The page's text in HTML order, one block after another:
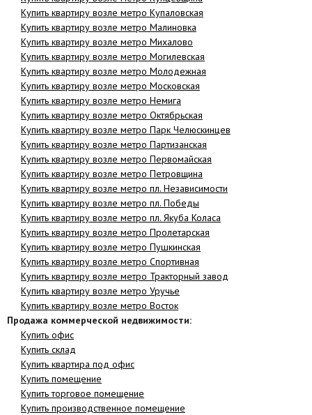
Купить квартиру возле метро Купаловская
Купить квартиру возле метро Малиновка
Купить квартиру возле метро Михалово
Купить квартиру возле метро Могилевская
Купить квартиру возле метро Молодежная
Купить квартиру возле метро Московская
Купить квартиру возле метро Немига
Купить квартиру возле метро Октябрьская
Купить квартиру возле метро Парк Челюскинцев
Купить квартиру возле метро Партизанская
Купить квартиру возле метро Первомайская
Купить квартиру возле метро Петровщина
Купить квартиру возле метро пл. Независимости
Купить квартиру возле метро пл. Победы
Купить квартиру возле метро пл. Якуба Коласа
Купить квартиру возле метро Пролетарская
Купить квартиру возле метро Пушкинская
Купить квартиру возле метро Спортивная
Купить квартиру возле метро Тракторный завод
Купить квартиру возле метро Уручье
Купить квартиру возле метро Восток
Продажа коммерческой недвижимости:
Купить офис
Купить склад
Купить квартира под офис
Купить помещение
Купить торговое помещение
Купить производственное помещение